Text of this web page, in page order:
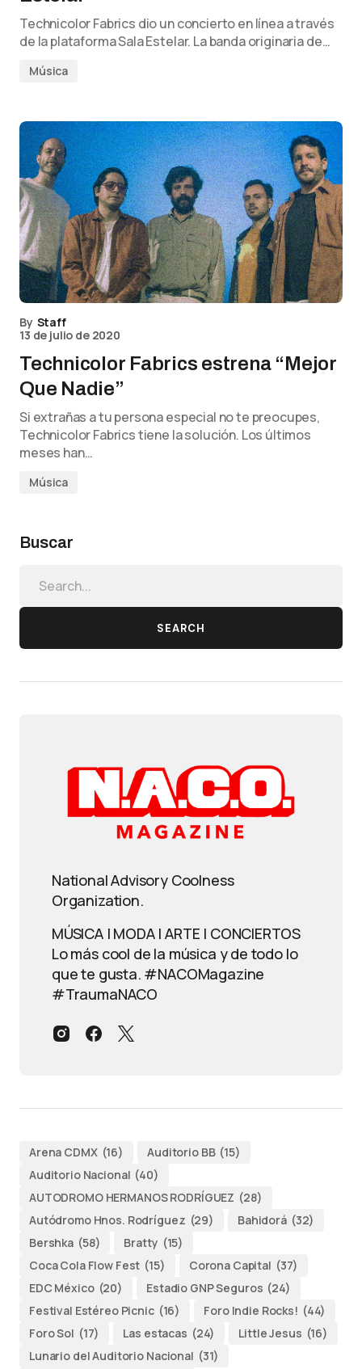
Technicolor Fabrics dio un concierto en línea a través
de la plataforma Sala Estelar. La banda originaria de…
Música
By Staff
13 de julio de 2020
Technicolor Fabrics estrena “Mejor
Que Nadie”
Si extrañas a tu persona especial no te preocupes,
Technicolor Fabrics tiene la solución. Los últimos
meses han…
Música
Buscar
SEARCH
National Advisory Coolness
Organization.
MÚSICA | MODA | ARTE | CONCIERTOS
Lo más cool de la música y de todo lo
que te gusta. #NACOMagazine
#TraumaNACO
Arena CDMX (16) Auditorio BB (15)
Auditorio Nacional (40)
AUTODROMO HERMANOS RODRÍGUEZ (28)
Autódromo Hnos. Rodríguez (29) Bahidorá (32)
Bershka (58) Bratty (15)
Coca Cola Flow Fest (15) Corona Capital (37)
EDC México (20) Estadio GNP Seguros (24)
Festival Estéreo Picnic (16) Foro Indie Rocks! (44)
Foro Sol (17) Las estacas (24) Little Jesus (16)
Lunario del Auditorio Nacional (31)